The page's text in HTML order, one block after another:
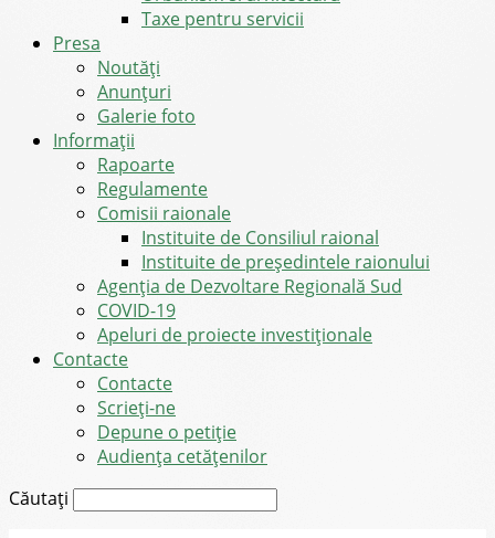
Taxe pentru servicii
Presa
Noutăţi
Anunţuri
Galerie foto
Informații
Rapoarte
Regulamente
Comisii raionale
Instituite de Consiliul raional
Instituite de președintele raionului
Agenția de Dezvoltare Regională Sud
COVID-19
Apeluri de proiecte investiționale
Contacte
Contacte
Scrieți-ne
Depune o petiție
Audiența cetățenilor
Căutați